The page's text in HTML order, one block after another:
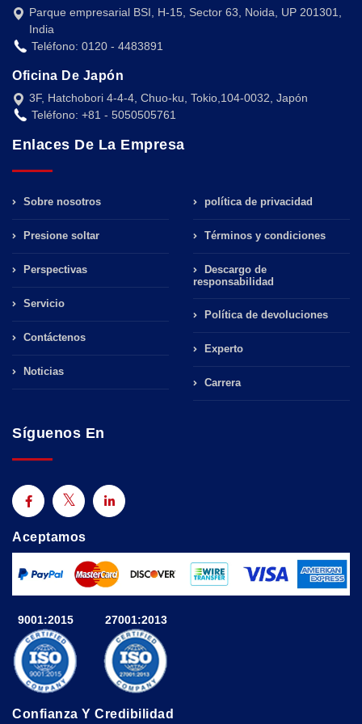
Parque empresarial BSI, H-15, Sector 63, Noida, UP 201301,
India
Teléfono: 0120 - 4483891
Oficina De Japón
3F, Hatchobori 4-4-4, Chuo-ku, Tokio,104-0032, Japón
Teléfono: +81 - 5050505761
Enlaces De La Empresa
Sobre nosotros
Presione soltar
Perspectivas
Servicio
Contáctenos
Noticias
política de privacidad
Términos y condiciones
Descargo de
responsabilidad
Política de devoluciones
Experto
Carrera
Síguenos En
Aceptamos
9001:2015 27001:2013
Confianza Y Credibilidad